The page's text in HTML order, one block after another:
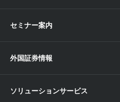
ETF・ETN・REIT
ラップサービス
新商品情報
各種お手続き
便利なサービス
当社サービスのご利用にあたって
近畿
セミナー案内
外国証券情報
ソリューションサービス